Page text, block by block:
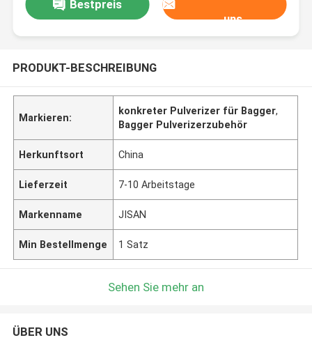
Bestpreis
uns
PRODUKT-BESCHREIBUNG
Markieren:
konkreter Pulverizer für Bagger,
Bagger Pulverizerzubehör
Herkunftsort China
Lieferzeit 7-10 Arbeitstage
Markenname JISAN
Min Bestellmenge 1 Satz
Sehen Sie mehr an
ÜBER UNS